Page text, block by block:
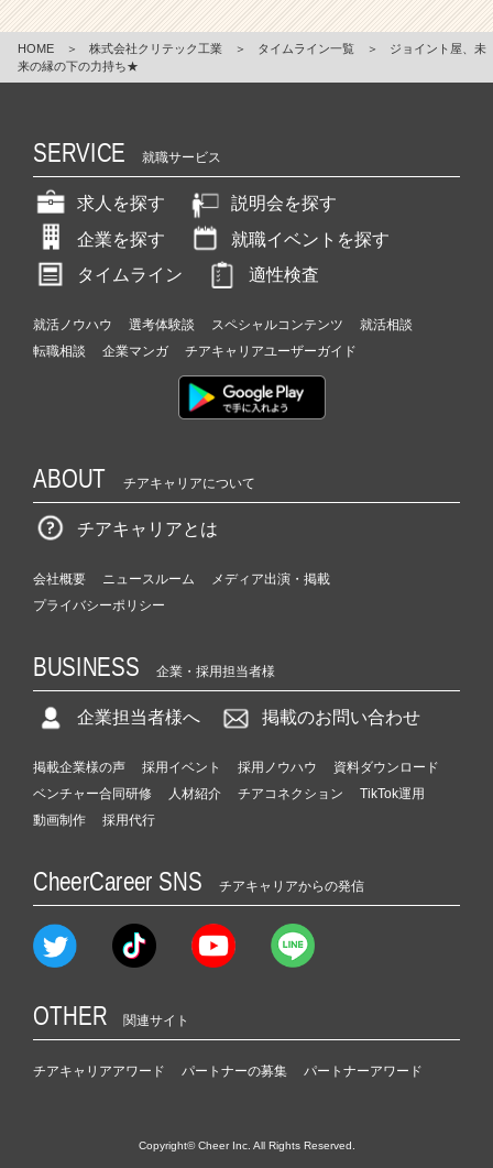
HOME ＞ 株式会社クリテック工業 ＞ タイムライン一覧 ＞
ジョイント屋、未
来の縁の下の力持ち★
SERVICE 就職サービス
求人を探す
説明会を探す
企業を探す
就職イベントを探す
タイムライン
適性検査
就活ノウハウ 選考体験談 スペシャルコンテンツ
就活相談
転職相談
企業マンガ チアキャリアユーザーガイド
ABOUT チアキャリアについて
チアキャリアとは
会社概要 ニュースルーム
メディア出演・掲載
プライバシーポリシー
BUSINESS 企業・採用担当者様
企業担当者様へ 掲載のお問い合わせ
掲載企業様の声 採用イベント 採用ノウハウ
資料ダウンロード
ベンチャー合同研修
人材紹介 チアコネクション
TikTok運用
動画制作
採用代行
CheerCareer SNS チアキャリアからの発信
OTHER 関連サイト
チアキャリアアワード パートナーの募集 パートナーアワード
Copyright© Cheer Inc. All Rights Reserved.